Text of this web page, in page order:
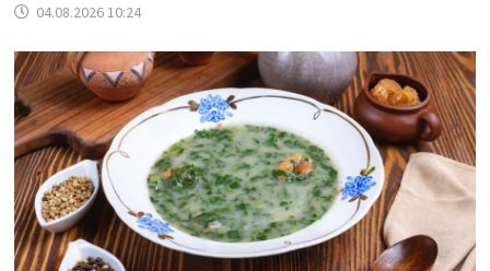
04.08.2026 10:24